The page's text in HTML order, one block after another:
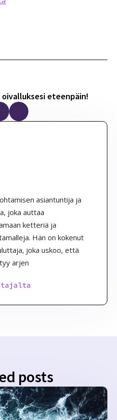
eteenpäin!
asiantuntija ja
joka auttaa
ketteriä ja
Hän on kokenut
joka uskoo, että
arjen
posts